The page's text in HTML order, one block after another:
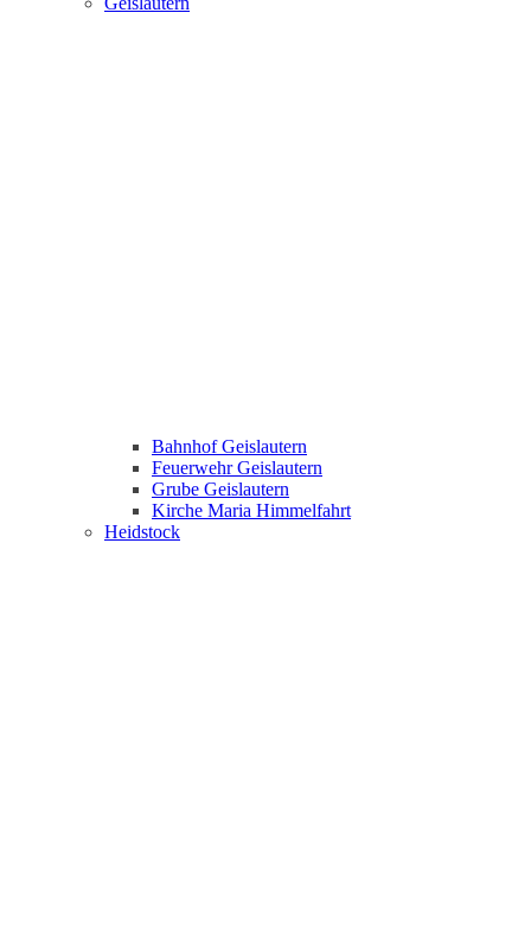
Bahnhof Geislautern
Feuerwehr Geislautern
Grube Geislautern
Kirche Maria Himmelfahrt
Heidstock